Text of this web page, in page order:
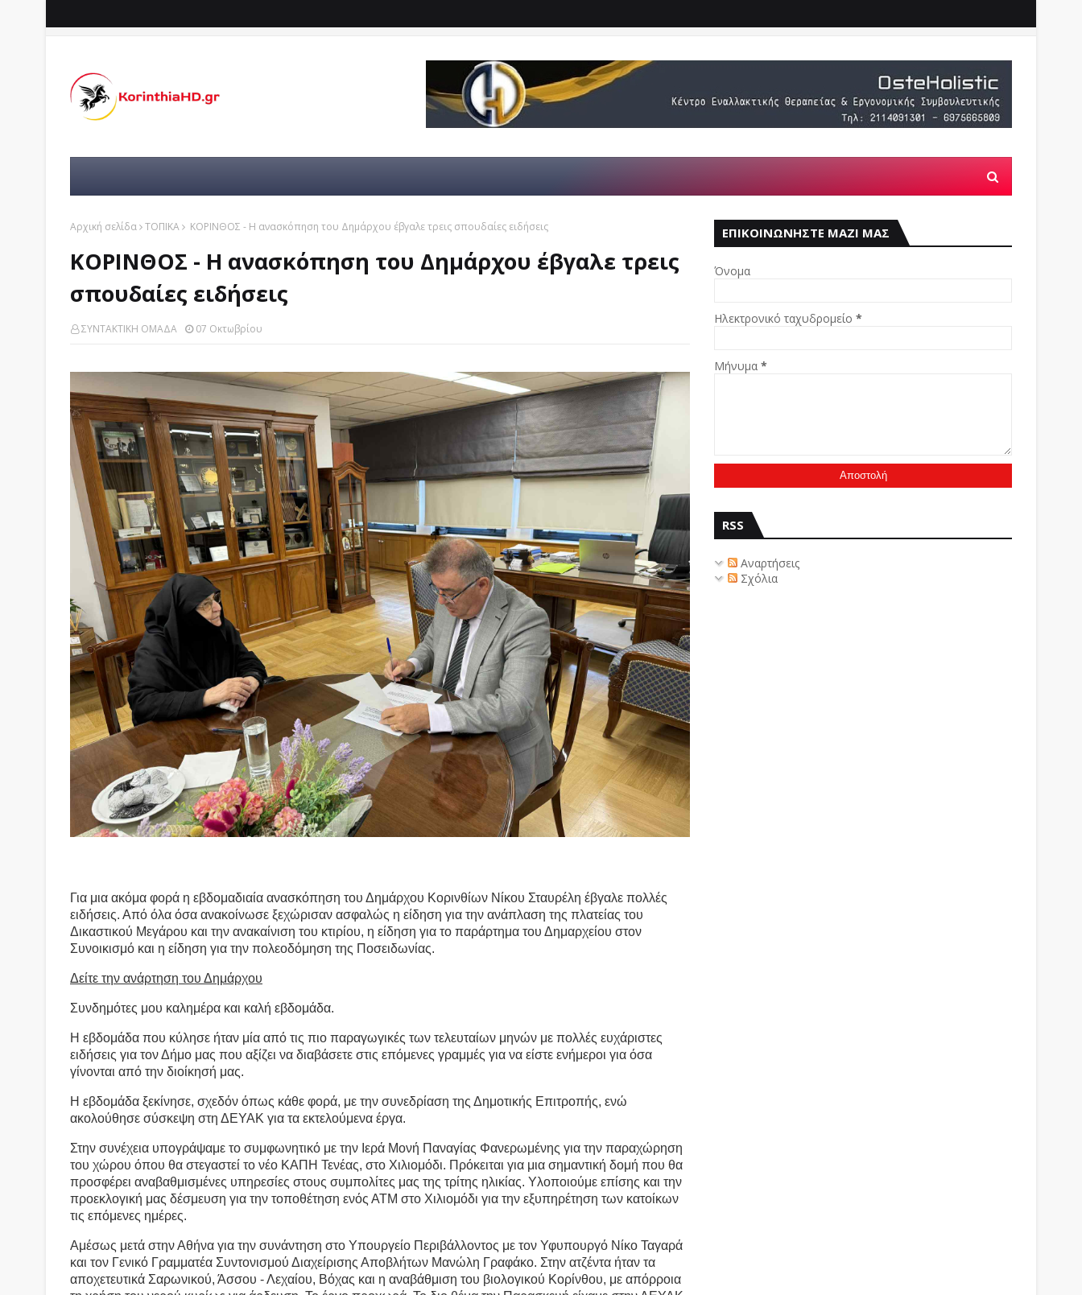
Αρχική σελίδα ΤΟΠΙΚΑ ΚΟΡΙΝΘΟΣ - Η ανασκόπηση του Δημάρχου έβγαλε τρεις σπουδαίες ειδήσεις
ΚΟΡΙΝΘΟΣ - Η ανασκόπηση του Δημάρχου έβγαλε τρεις
σπουδαίες ειδήσεις
ΣΥΝΤΑΚΤΙΚΗ ΟΜΑΔΑ 07 Οκτωβρίου
Για μια ακόμα φορά η εβδομαδιαία ανασκόπηση του Δημάρχου Κορινθίων Νίκου Σταυρέλη έβγαλε πολλές
ειδήσεις. Από όλα όσα ανακοίνωσε ξεχώρισαν ασφαλώς η είδηση για την ανάπλαση της πλατείας του
Δικαστικού Μεγάρου και την ανακαίνιση του κτιρίου, η είδηση για το παράρτημα του Δημαρχείου στον
Συνοικισμό και η είδηση για την πολεοδόμηση της Ποσειδωνίας.
Δείτε την ανάρτηση του Δημάρχου
Συνδημότες μου καλημέρα και καλή εβδομάδα.
Η εβδομάδα που κύλησε ήταν μία από τις πιο παραγωγικές των τελευταίων μηνών με πολλές ευχάριστες
ειδήσεις για τον Δήμο μας που αξίζει να διαβάσετε στις επόμενες γραμμές για να είστε ενήμεροι για όσα
γίνονται από την διοίκησή μας.
Η εβδομάδα ξεκίνησε, σχεδόν όπως κάθε φορά, με την συνεδρίαση της Δημοτικής Επιτροπής, ενώ
ακολούθησε σύσκεψη στη ΔΕΥΑΚ για τα εκτελούμενα έργα.
Στην συνέχεια υπογράψαμε το συμφωνητικό με την Ιερά Μονή Παναγίας Φανερωμένης για την παραχώρηση
του χώρου όπου θα στεγαστεί το νέο ΚΑΠΗ Τενέας, στο Χιλιομόδι. Πρόκειται για μια σημαντική δομή που θα
προσφέρει αναβαθμισμένες υπηρεσίες στους συμπολίτες μας της τρίτης ηλικίας. Υλοποιούμε επίσης και την
προεκλογική μας δέσμευση για την τοποθέτηση ενός ΑΤΜ στο Χιλιομόδι για την εξυπηρέτηση των κατοίκων
τις επόμενες ημέρες.
Αμέσως μετά στην Αθήνα για την συνάντηση στο Υπουργείο Περιβάλλοντος με τον Υφυπουργό Νίκο Ταγαρά
και τον Γενικό Γραμματέα Συντονισμού Διαχείρισης Αποβλήτων Μανώλη Γραφάκο. Στην ατζέντα ήταν τα
αποχετευτικά Σαρωνικού, Άσσου - Λεχαίου, Βόχας και η αναβάθμιση του βιολογικού Κορίνθου, με απόρροια
ΕΠΙΚΟΙΝΩΝΗΣΤΕ ΜΑΖΙ ΜΑΣ
Όνομα
Ηλεκτρονικό ταχυδρομείο *
Μήνυμα *
RSS
Αναρτήσεις
Σχόλια